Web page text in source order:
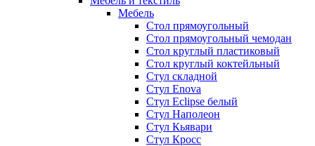
Мебель
Стол прямоугольный
Стол прямоугольный чемодан
Стол круглый пластиковый
Стол круглый коктейльный
Стул складной
Стул Enova
Стул Eclipse белый
Стул Наполеон
Стул Кьявари
Стул Кросс